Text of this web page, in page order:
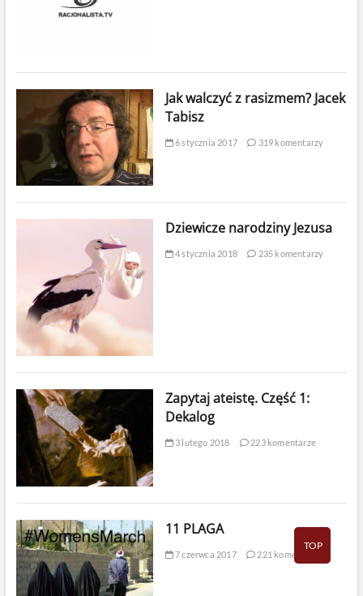
Jak walczyć z rasizmem? Jacek
Tabisz
6 stycznia 2017 319 komentarzy
Dziewicze narodziny Jezusa
4 stycznia 2018 235 komentarzy
Zapytaj ateistę. Część 1:
Dekalog
3 lutego 2018 223 komentarze
11 PLAGA
7 czerwca 2017 221 komentarzy
TOP